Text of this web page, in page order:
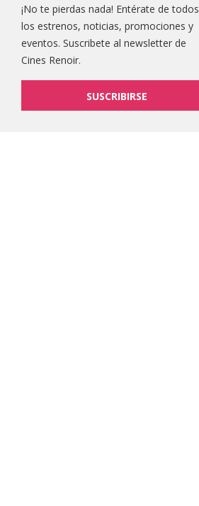
¡No te pierdas nada! Entérate de todos
los estrenos, noticias, promociones y
eventos. Suscribete al newsletter de
Cines Renoir.
SUSCRIBIRSE